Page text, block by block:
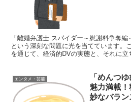
「離婚弁護士 スパイダー～慰謝料争奪
という深刻な問題に光を当てています。
を通じて、経済的DVの実態と、それに
エンタメ・芸能
「めんつ
魅力満載
妙なバラン